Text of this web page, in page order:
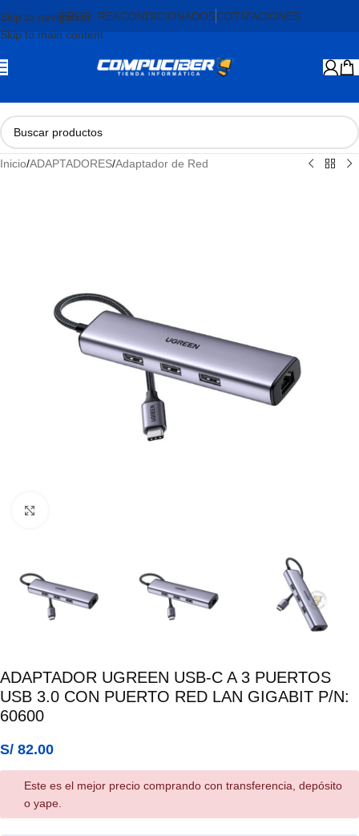
Skip to navigation
Skip to main content
PROD. REACONDICIONADOSCOTIZACIONES
Inicio/ADAPTADORES/Adaptador de Red
ADAPTADOR UGREEN USB-C A 3 PUERTOS
USB 3.0 CON PUERTO RED LAN GIGABIT P/N:
60600
S/ 82.00
Este es el mejor precio comprando con transferencia, depósito
o yape.